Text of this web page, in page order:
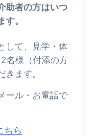
助者の方はいつ
。
して、見学・体
名様（付添の方
ます。
ール・お電話で
ちら